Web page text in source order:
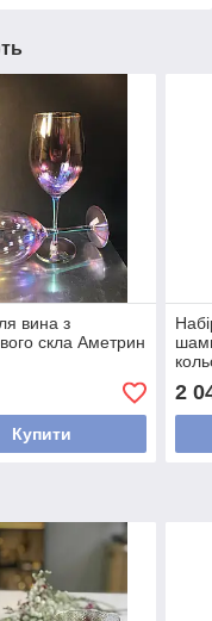
вина з
скла Аметрин
Купити
2